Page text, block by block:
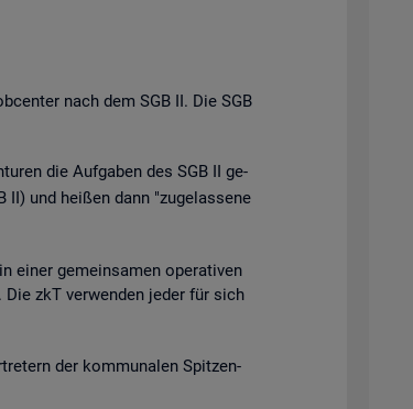
nach dem SGB II. Die SGB
die Auf­ga­ben des SGB II ge­
und hei­ßen dann "zu­ge­las­se­ne
einer ge­mein­sa­men ope­ra­ti­ven
zkT ver­wen­den jeder für sich
der kom­mu­na­len Spit­zen­